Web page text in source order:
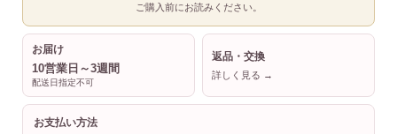
ご購入前にお読みください。
お届け
10営業日～3週間
配送日指定不可
返品・交換
詳しく見る →
お支払い方法